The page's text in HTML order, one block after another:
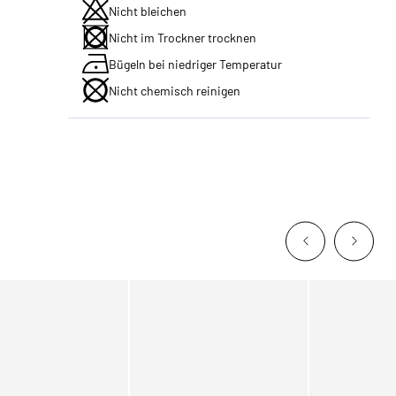
Nicht bleichen
Nicht im Trockner trocknen
Bügeln bei niedriger Temperatur
Nicht chemisch reinigen